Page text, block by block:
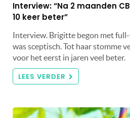
Interview: “Na 2 maanden
10 keer beter”
Interview. Brigitte begon met
was sceptisch. Tot haar stomme
voor het eerst in jaren veel beter.
LEES VERDER